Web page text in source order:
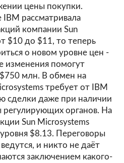
цены покупки.
IBM рассматривала
компании Sun
$10 до $11, то теперь
о новом уровне цен -
изменения помогут
млн. В обмен на
требует от IBM
сделки даже при наличии
регулирующих органов. На
Sun Microsystems
$8.13. Переговоры
и никто не даёт
заключением какого-